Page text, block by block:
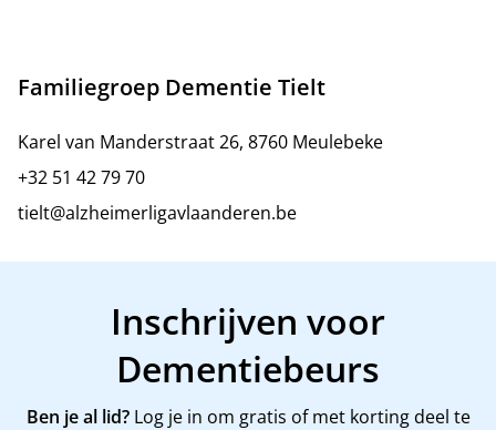
Familiegroep Dementie Tielt
Karel van Manderstraat 26, 8760 Meulebeke
+32 51 42 79 70
tielt@alzheimerligavlaanderen.be
Inschrijven voor
Dementiebeurs
Ben je al lid?Log je in om gratis of met korting deel te